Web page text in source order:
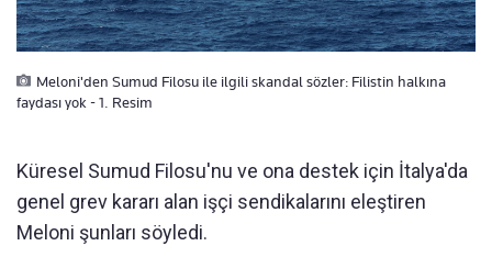
Meloni'den Sumud Filosu ile ilgili skandal sözler: Filistin halkına
faydası yok - 1. Resim
Küresel Sumud Filosu'nu ve ona destek için İtalya'da
genel grev kararı alan işçi sendikalarını eleştiren
Meloni şunları söyledi.